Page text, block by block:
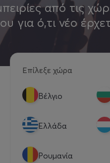
από τις
για ό,τι νέο
Επίλεξε χώρα
Βέλγιο
Eλλάδα
Ρουμανία